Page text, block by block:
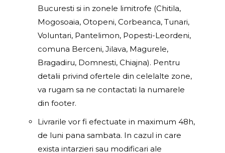
Bucuresti si in zonele limitrofe (Chitila,
Mogosoaia, Otopeni, Corbeanca, Tunari,
Voluntari, Pantelimon, Popesti-Leordeni,
comuna Berceni, Jilava, Magurele,
Bragadiru, Domnesti, Chiajna). Pentru
detalii privind ofertele din celelalte zone,
va rugam sa ne contactati la numarele
din footer.
Livrarile vor fi efectuate in maximum 48h,
de luni pana sambata. In cazul in care
exista intarzieri sau modificari ale